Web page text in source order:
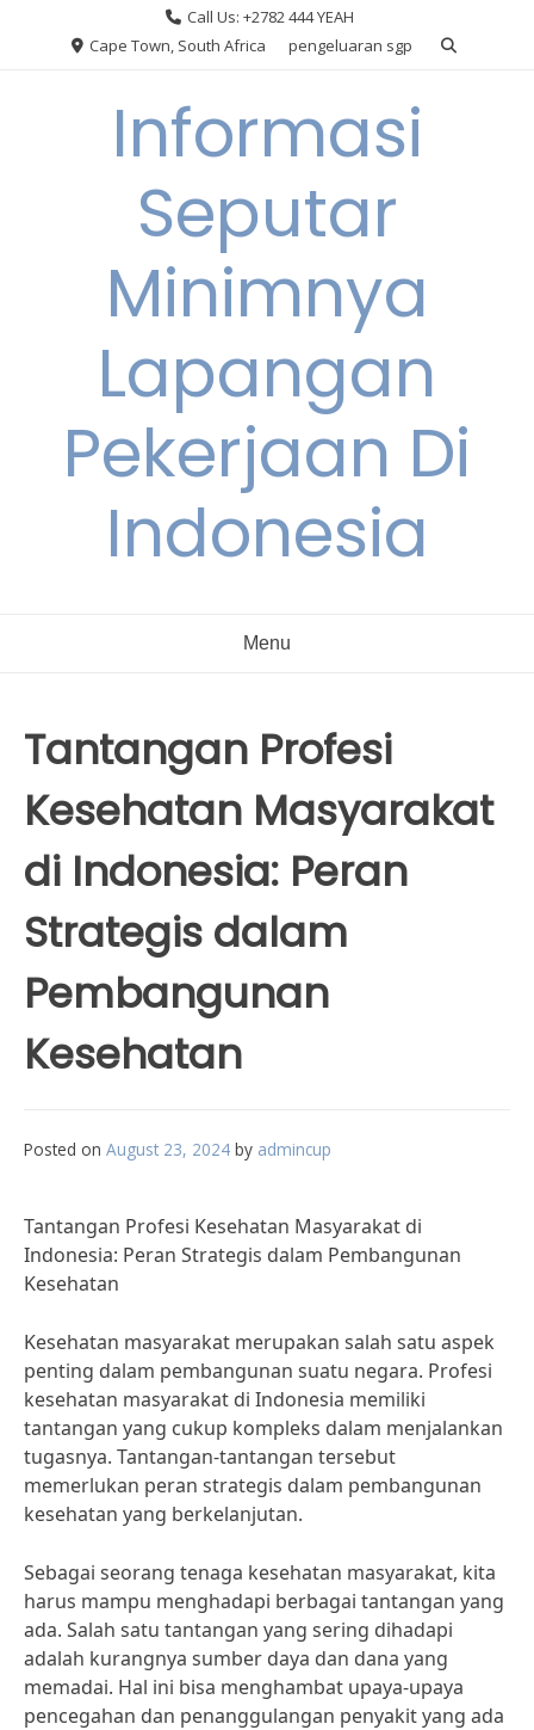
Call Us: +2782 444 YEAH
Cape Town, South Africa
pengeluaran sgp
Informasi
Seputar
Minimnya
Lapangan
Pekerjaan Di
Indonesia
Menu
Tantangan Profesi
Kesehatan Masyarakat
di Indonesia: Peran
Strategis dalam
Pembangunan
Kesehatan
Posted on August 23, 2024 by admincup
Tantangan Profesi Kesehatan Masyarakat di
Indonesia: Peran Strategis dalam Pembangunan
Kesehatan
Kesehatan masyarakat merupakan salah satu aspek
penting dalam pembangunan suatu negara. Profesi
kesehatan masyarakat di Indonesia memiliki
tantangan yang cukup kompleks dalam menjalankan
tugasnya. Tantangan-tantangan tersebut
memerlukan peran strategis dalam pembangunan
kesehatan yang berkelanjutan.
Sebagai seorang tenaga kesehatan masyarakat, kita
harus mampu menghadapi berbagai tantangan yang
ada. Salah satu tantangan yang sering dihadapi
adalah kurangnya sumber daya dan dana yang
memadai. Hal ini bisa menghambat upaya-upaya
pencegahan dan penanggulangan penyakit yang ada